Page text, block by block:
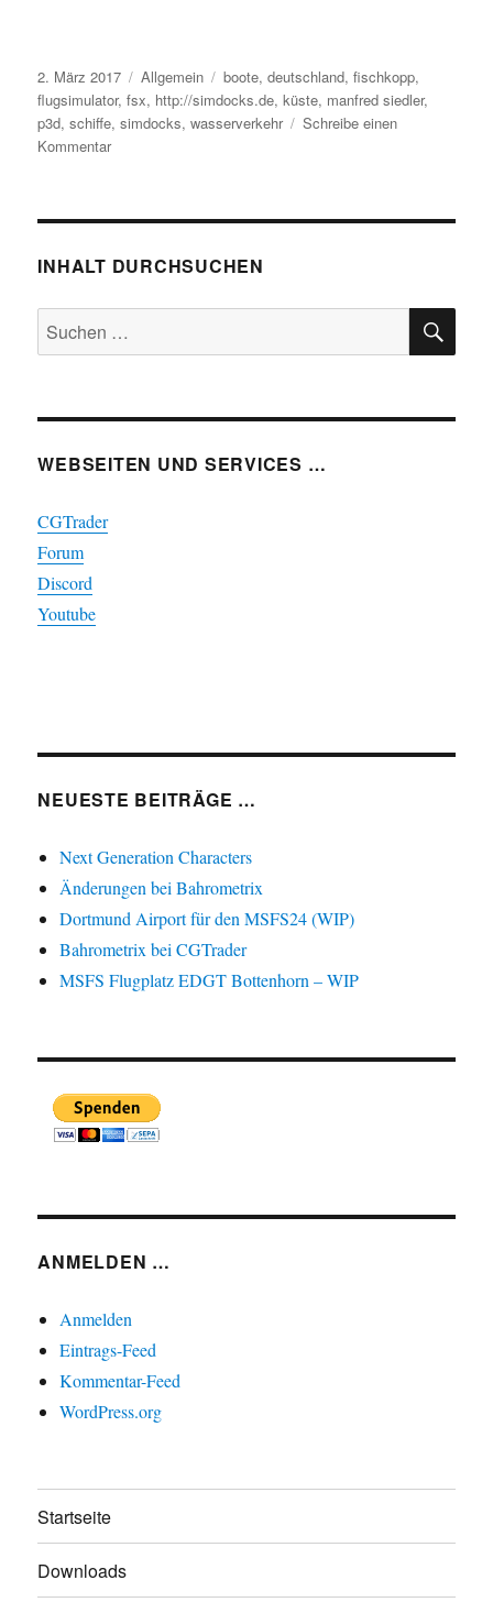
Veröffentlicht
am
2. März 2017 Kategorien
Allgemein Schlagwörter
boote,deutschland,fischkopp,
flugsimulator,fsx, http://simdocks.de,küste, manfred siedler,
p3d,schiffe,simdocks,wasserverkehr
Schreibe einen
Kommentarzu
–
nicht
INHALT DURCHSUCHEN
Suchen
nach:
WEBSEITEN UND SERVICES …
CGTrader
Forum
Discord
Youtube
NEUESTE BEITRÄGE …
Next Generation Characters
Änderungen bei Bahrometrix
Dortmund Airport für den MSFS24 (WIP)
Bahrometrix bei CGTrader
MSFS Flugplatz EDGT Bottenhorn – WIP
ANMELDEN …
Anmelden
Eintrags-Feed
Kommentar-Feed
WordPress.org
Startseite
Downloads